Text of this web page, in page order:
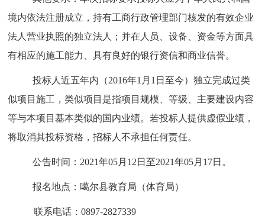
境内依法注册成立，持有工商行政管理部门核发的有效企业
法人营业执照的独立法人；并在人员、设备、资金等方面具
有相应的施工能力、具有良好的银行资信和商业信誉。
投标人近五年内（2016年1 月 1 日至今）独立完成过类
似项目施工，类似项目是指项目规模、等级、主要建设内容
等与本项目基本类似的国内业绩。若投标人提供虚假业绩，
将取消其投标资格，招标人不承担任何责任。
公告时间： 2021年05月 12 日至2021年05月 17日 。
报名地点：噶尔县教育局 （体育局）
联系电话：0897-2827339